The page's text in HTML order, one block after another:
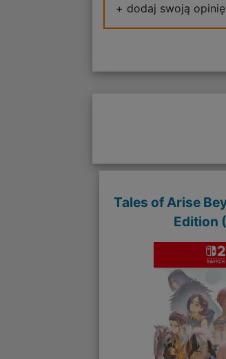
+ dodaj swoją opinię
Tales of Arise
Edition